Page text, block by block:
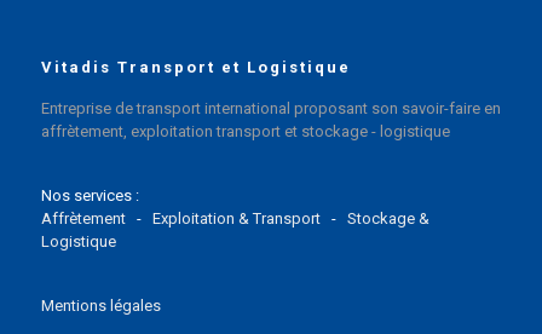
Vitadis Transport et Logistique
Entreprise de transport international proposant son savoir-faire en
affrètement, exploitation transport et stockage - logistique
Nos services :
Affrètement- Exploitation & Transport- Stockage &
Logistique
Mentions légales